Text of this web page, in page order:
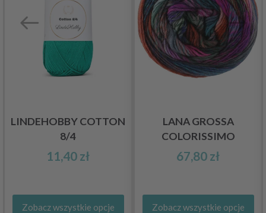
LINDEHOBBY COTTON
8/4
11,40 zł
Zobacz wszystkie opcje
LANA GROSSA
COLORISSIMO
67,80 zł
Zobacz wszystkie opcje